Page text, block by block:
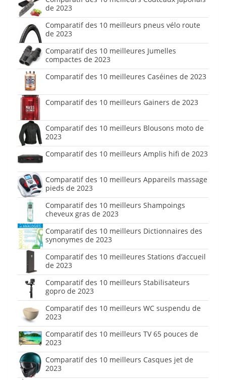
de 2023
Comparatif des 10 meilleurs pneus vélo route
de 2023
Comparatif des 10 meilleures Jumelles
compactes de 2023
Comparatif des 10 meilleures Caséines de 2023
Comparatif des 10 meilleurs Gainers de 2023
Comparatif des 10 meilleurs Blousons moto de
2023
Comparatif des 10 meilleurs Amplis hifi de 2023
Comparatif des 10 meilleurs Appareils massage
pieds de 2023
Comparatif des 10 meilleurs Shampoings
cheveux gras de 2023
Comparatif des 10 meilleurs Dictionnaires des
synonymes de 2023
Comparatif des 10 meilleures Stations d’accueil
de 2023
Comparatif des 10 meilleurs Stabilisateurs
gopro de 2023
Comparatif des 10 meilleurs WC suspendu de
2023
Comparatif des 10 meilleurs TV 65 pouces de
2023
Comparatif des 10 meilleurs Casques jet de
2023